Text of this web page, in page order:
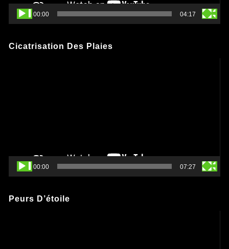
00:00 04:17
Cicatrisation Des Plaies
00:00 07:27
Peurs D’étoile